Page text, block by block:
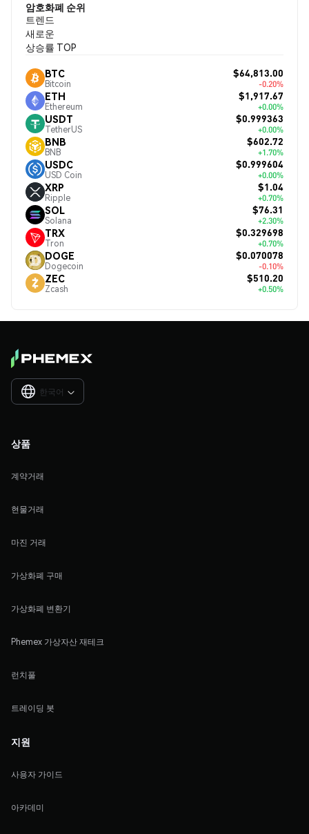
암호화폐 순위
트렌드
새로운
상승률 TOP
BTC
Bitcoin
$64,813.00
-0.20%
ETH
Ethereum
$1,917.67
+0.00%
USDT
TetherUS
$0.999363
+0.00%
BNB
BNB
$602.72
+1.70%
USDC
USD Coin
$0.999604
+0.00%
XRP
Ripple
$1.04
+0.70%
SOL
Solana
$76.31
+2.30%
TRX
Tron
$0.329698
+0.70%
DOGE
Dogecoin
$0.070078
-0.10%
ZEC
Zcash
$510.20
+0.50%
한국어 
상품
계약거래
현물거래
마진 거래
가상화폐 구매
가상화폐 변환기
Phemex 가상자산 재테크
런치풀
트레이딩 봇
지원
사용자 가이드
아카데미